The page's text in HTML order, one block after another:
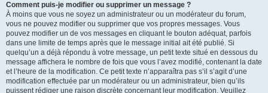
Comment puis-je modifier ou supprimer un message ?
À moins que vous ne soyez un administrateur ou un modérateur du forum,
vous ne pouvez modifier ou supprimer que vos propres messages. Vous
pouvez modifier un de vos messages en cliquant le bouton adéquat, parfois
dans une limite de temps après que le message initial ait été publié. Si
quelqu’un a déjà répondu à votre message, un petit texte situé en dessous du
message affichera le nombre de fois que vous l’avez modifié, contenant la date
et l’heure de la modification. Ce petit texte n’apparaîtra pas s’il s’agit d’une
modification effectuée par un modérateur ou un administrateur, bien qu’ils
puissent rédiger une raison discrète concernant leur modification. Veuillez